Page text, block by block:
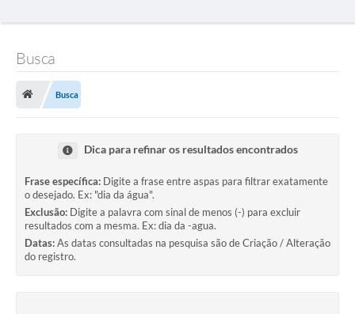
Busca
Busca
Dica para refinar os resultados encontrados
Frase específica: Digite a frase entre aspas para filtrar exatamente
o desejado. Ex: "dia da água".
Exclusão: Digite a palavra com sinal de menos (-) para excluir
resultados com a mesma. Ex: dia da -agua.
Datas:As datas consultadas na pesquisa são de Criação / Alteração
do registro.